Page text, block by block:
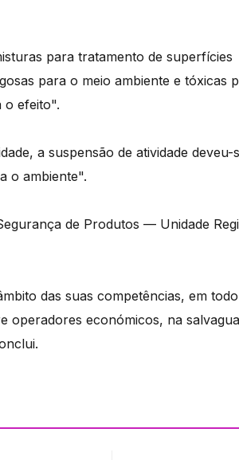
para tratamento de superfícies
para o meio ambiente e tóxicas
o efeito".
a suspensão de atividade deveu-
o ambiente".
de Produtos — Unidade
das suas competências, em
operadores económicos, na